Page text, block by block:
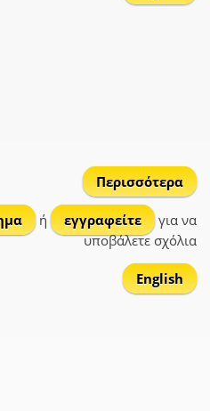
Περισσότερα
ή εγγραφείτε
για να
υποβάλετε σχόλια
English